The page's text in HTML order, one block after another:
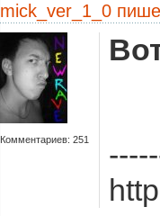
mick_ver_1_0
Комментариев: 251